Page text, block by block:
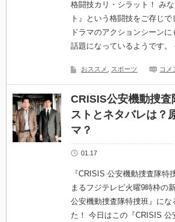
格闘技カリ・シラット！ み
ト』という格闘技をご存じ
ドラマのアクションシーン
話題になっているようです
おススメ スポーツ コメ
CRISIS公安機動捜査
ストとネタバレは？
マ？
01.17
『CRISIS 公安機動捜査隊特
まるフジテレビ火曜9時枠の
公安機動捜査隊特捜班』にな
た！ 今日はこの『CRISIS